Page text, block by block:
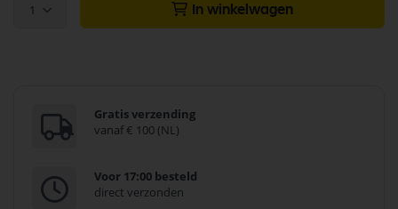
1 In winkelwagen
Gratis verzending
vanaf € 100 (NL)
Voor 17:00 besteld
direct verzonden